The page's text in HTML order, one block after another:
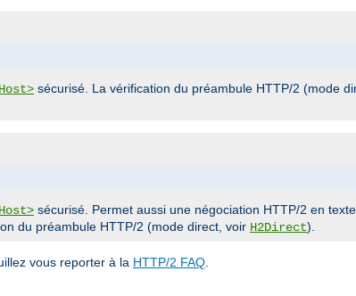
sécurisé. La vérification du préambule HTTP/2 (mode
sécurisé. Permet aussi une négociation HTTP/2 en
du préambule HTTP/2 (mode direct, voir H2Direct).
vous reporter à la HTTP/2 FAQ.